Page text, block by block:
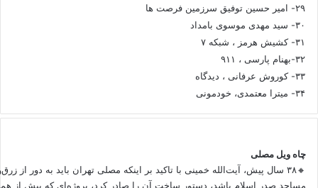
۲۹- امیر حسین توفیق سرزمین فرصت ها
۳۰- سید مهدی موسوی بامداد
۳۱- کشیش هرمز ، شبکه ۷
۳۲-بهنام پارسی ، ۹۱۱
۳۳- کوروش عرفانی ، دیدگاه
۳۴- میترا معتمدی، خودمونی
چاه ویل مصلی
🔸۳۸ سال پیش، آیت‌الله خمینی با تاکید بر اینکه مصلی تهران باید به دور از
مساجد صدر اسلام باشد، دستور ساخت آن را صادر کرد، پروژه‌ای که بیش از